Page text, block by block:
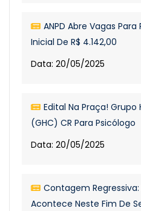
ANPD Abre Vagas
Inicial De R$ 4.142,00
Data: 20/05/2025
Edital Na Praça!
(GHC) CR Para Psicólogo
Data: 20/05/2025
Contagem Regressiva:
Acontece Neste Fim De